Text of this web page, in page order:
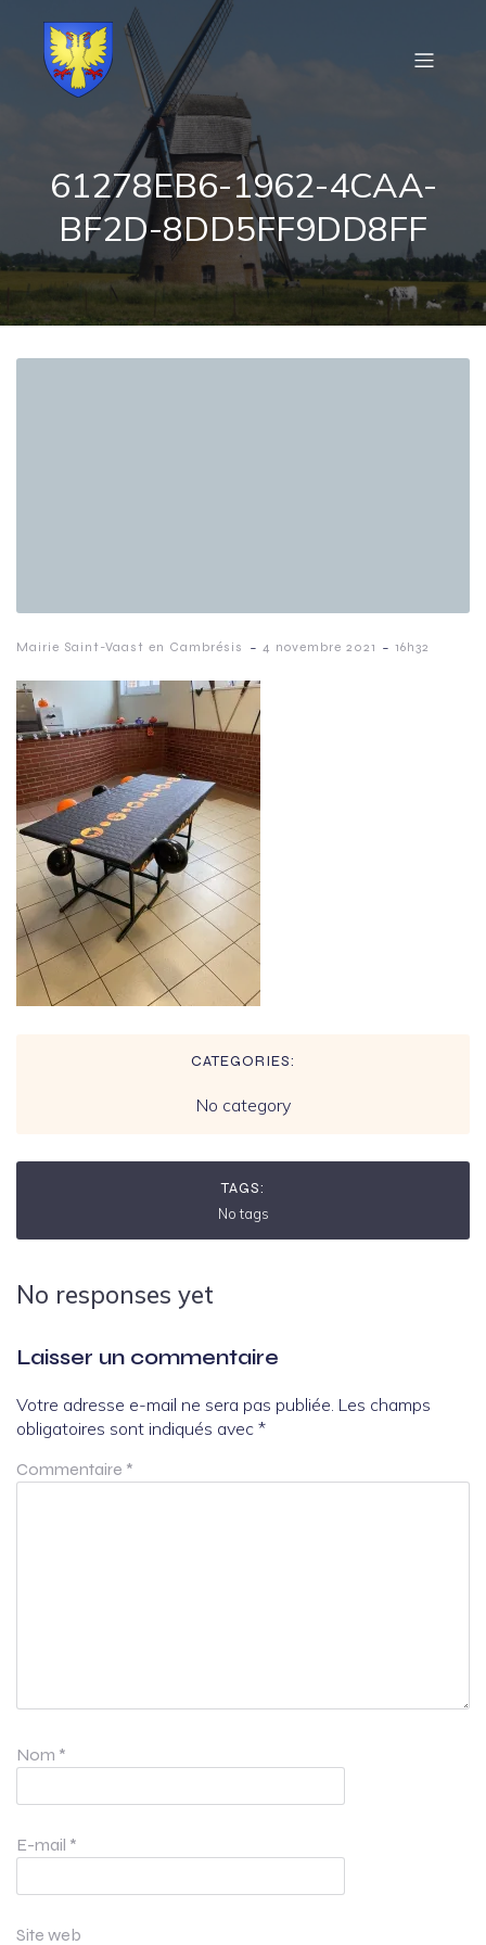
61278EB6-1962-4CAA-
BF2D-8DD5FF9DD8FF
Mairie Saint-Vaast en Cambrésis - 4 novembre 2021 - 16h32
CATEGORIES:
No category
TAGS:
No tags
No responses yet
Laisser un commentaire
Votre adresse e-mail ne sera pas publiée. Les champs
obligatoires sont indiqués avec *
Commentaire *
Nom *
E-mail *
Site web